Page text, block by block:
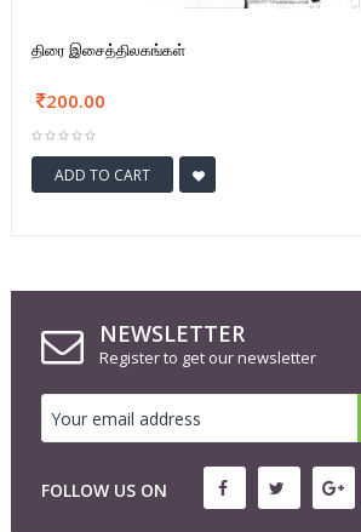
திரை இசைத்திலகங்கள்
200.00
ADD TO CART
NEWSLETTER
Register to get our newsletter
FOLLOW US ON